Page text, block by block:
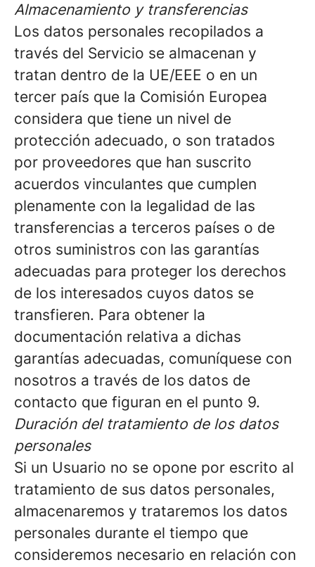
Almacenamiento y transferencias
Los datos personales recopilados a
través del Servicio se almacenan y
tratan dentro de la UE/EEE o en un
tercer país que la Comisión Europea
considera que tiene un nivel de
protección adecuado, o son tratados
por proveedores que han suscrito
acuerdos vinculantes que cumplen
plenamente con la legalidad de las
transferencias a terceros países o de
otros suministros con las garantías
adecuadas para proteger los derechos
de los interesados cuyos datos se
transfieren. Para obtener la
documentación relativa a dichas
garantías adecuadas, comuníquese con
nosotros a través de los datos de
contacto que figuran en el punto 9.
Duración del tratamiento de los datos
personales
Si un Usuario no se opone por escrito al
tratamiento de sus datos personales,
almacenaremos y trataremos los datos
personales durante el tiempo que
consideremos necesario en relación con